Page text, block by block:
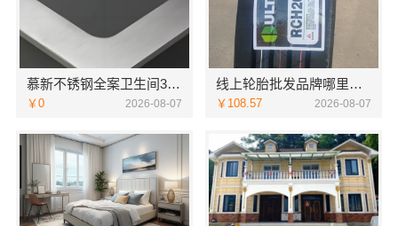
慕新不锈钢全案卫生间304材质
￥0 2026-08-07
线上轮胎批发品牌哪里买，湖北省腾冠畅实业贸易有限公司一手货源
￥108.57 2026-08-07